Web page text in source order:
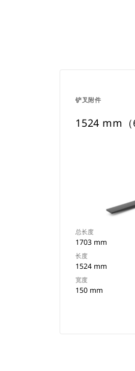
铲叉附件
1524 mm（
总长度
1703 mm
长度
1524 mm
宽度
150 mm